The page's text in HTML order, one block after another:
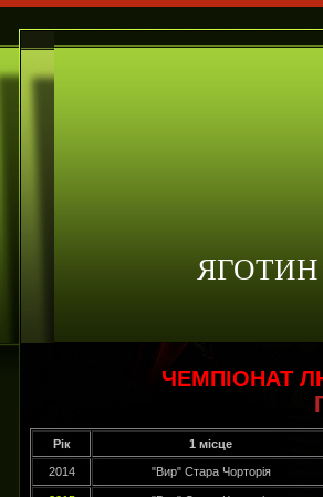
ЧЕМПІОНАТ
Рік 1 місце
2014 "Вир" Стара Чорторія